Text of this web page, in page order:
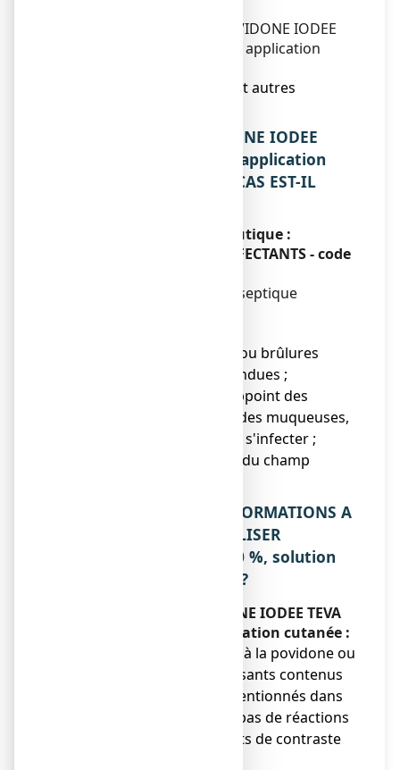
5. Comment conserver POVIDONE IODEE
TEVA 10 %, solution pour application
6. Contenu de l’emballage et autres
1. QU’EST-CE QUE POVIDONE IODEE
TEVA 10 %, solution pour application
cutanée ET DANS QUELS CAS EST-IL
Classe pharmacothérapeutique :
ANTISEPTIQUES ET DESINFECTANTS - code
Ce médicament est un antiseptique
● l'antisepsie des plaies ou brûlures
superficielles et peu étendues ;
● le traitement local d'appoint des
affections de la peau et des muqueuses,
infectées ou risquant de s'infecter ;
● l'antisepsie de la peau du champ
2. QUELLES SONT LES INFORMATIONS A
CONNAITRE AVANT D’UTILISER
POVIDONE IODEE TEVA 10 %, solution
pour application cutanée ?
N’utilisez jamais POVIDONE IODEE TEVA
10 %, solution pour application cutanée :
● si vous êtes allergique à la povidone ou
à l’un des autres composants contenus
dans ce médicament, mentionnés dans
la rubrique 6. Il n'existe pas de réactions
croisées avec les produits de contraste